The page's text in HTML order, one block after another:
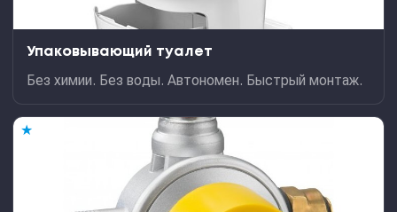
Упаковывающий туалет
Без химии. Без воды. Автономен. Быстрый монтаж.
★